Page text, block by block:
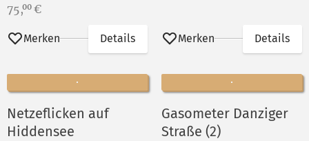
Preis:
75,00 €
Merken Details Merken Details
Netzeflicken auf
Hiddensee
Gasometer Danziger
Straße (2)